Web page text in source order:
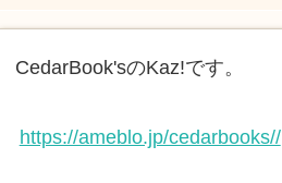
CedarBook'sのKaz!です。
https://ameblo.jp/cedarbooks//